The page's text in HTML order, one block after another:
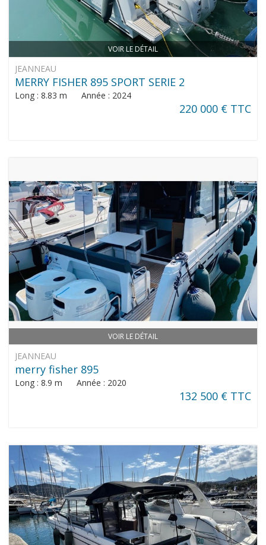
VOIR LE DÉTAIL
JEANNEAU
MERRY FISHER 895 SPORT SERIE 2
Long : 8.83 m Année : 2024
220 000 € TTC
VOIR LE DÉTAIL
JEANNEAU
merry fisher 895
Long : 8.9 m Année : 2020
132 500 € TTC